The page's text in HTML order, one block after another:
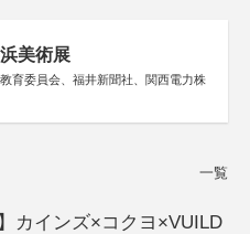
美術展
育委員会、福井新聞社、関西電力株
一覧
カインズ×コクヨ×VUILD